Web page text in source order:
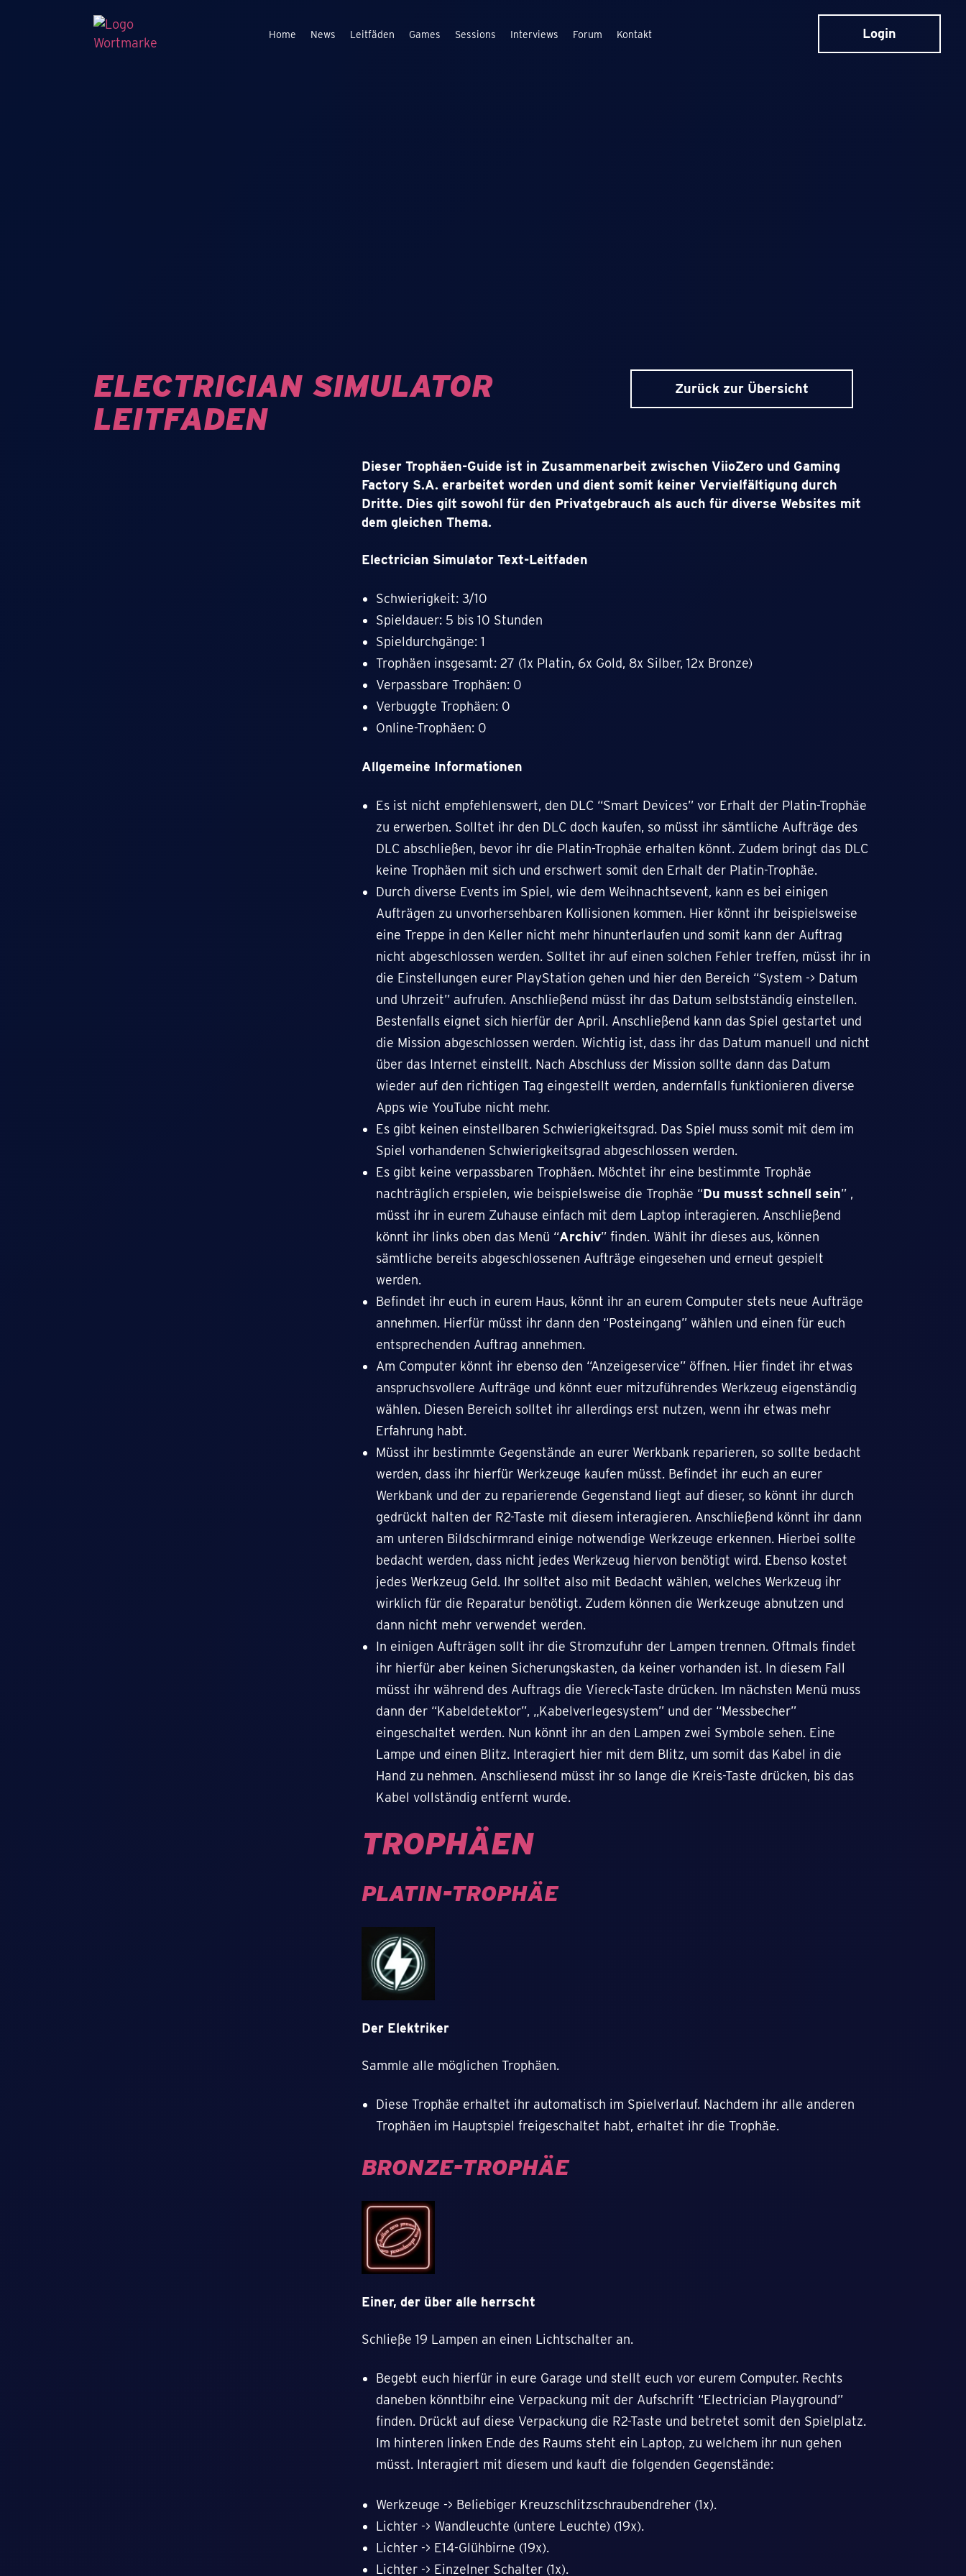
Home News Leitfäden Games Sessions Interviews Forum Kontakt Login
ELECTRICIAN SIMULATOR
LEITFADEN
Zurück zur Übersicht
Dieser Trophäen-Guide ist in Zusammenarbeit zwischen ViioZero und Gaming
Factory S.A. erarbeitet worden und dient somit keiner Vervielfältigung durch
Dritte. Dies gilt sowohl für den Privatgebrauch als auch für diverse Websites mit
dem gleichen Thema.
Electrician Simulator Text-Leitfaden
Schwierigkeit: 3/10
Spieldauer: 5 bis 10 Stunden
Spieldurchgänge: 1
Trophäen insgesamt: 27 (1x Platin, 6x Gold, 8x Silber, 12x Bronze)
Verpassbare Trophäen: 0
Verbuggte Trophäen: 0
Online-Trophäen: 0
Allgemeine Informationen
Es ist nicht empfehlenswert, den DLC “Smart Devices” vor Erhalt der Platin-Trophäe
zu erwerben. Solltet ihr den DLC doch kaufen, so müsst ihr sämtliche Aufträge des
DLC abschließen, bevor ihr die Platin-Trophäe erhalten könnt. Zudem bringt das DLC
keine Trophäen mit sich und erschwert somit den Erhalt der Platin-Trophäe.
Durch diverse Events im Spiel, wie dem Weihnachtsevent, kann es bei einigen
Aufträgen zu unvorhersehbaren Kollisionen kommen. Hier könnt ihr beispielsweise
eine Treppe in den Keller nicht mehr hinunterlaufen und somit kann der Auftrag
nicht abgeschlossen werden. Solltet ihr auf einen solchen Fehler treffen, müsst ihr in
die Einstellungen eurer PlayStation gehen und hier den Bereich “System -> Datum
und Uhrzeit” aufrufen. Anschließend müsst ihr das Datum selbstständig einstellen.
Bestenfalls eignet sich hierfür der April. Anschließend kann das Spiel gestartet und
die Mission abgeschlossen werden. Wichtig ist, dass ihr das Datum manuell und nicht
über das Internet einstellt. Nach Abschluss der Mission sollte dann das Datum
wieder auf den richtigen Tag eingestellt werden, andernfalls funktionieren diverse
Apps wie YouTube nicht mehr.
Es gibt keinen einstellbaren Schwierigkeitsgrad. Das Spiel muss somit mit dem im
Spiel vorhandenen Schwierigkeitsgrad abgeschlossen werden.
Es gibt keine verpassbaren Trophäen. Möchtet ihr eine bestimmte Trophäe
nachträglich erspielen, wie beispielsweise die Trophäe “Du musst schnell sein” ,
müsst ihr in eurem Zuhause einfach mit dem Laptop interagieren. Anschließend
könnt ihr links oben das Menü “Archiv” finden. Wählt ihr dieses aus, können
sämtliche bereits abgeschlossenen Aufträge eingesehen und erneut gespielt
werden.
Befindet ihr euch in eurem Haus, könnt ihr an eurem Computer stets neue Aufträge
annehmen. Hierfür müsst ihr dann den “Posteingang” wählen und einen für euch
entsprechenden Auftrag annehmen.
Am Computer könnt ihr ebenso den “Anzeigeservice” öffnen. Hier findet ihr etwas
anspruchsvollere Aufträge und könnt euer mitzuführendes Werkzeug eigenständig
wählen. Diesen Bereich solltet ihr allerdings erst nutzen, wenn ihr etwas mehr
Erfahrung habt.
Müsst ihr bestimmte Gegenstände an eurer Werkbank reparieren, so sollte bedacht
werden, dass ihr hierfür Werkzeuge kaufen müsst. Befindet ihr euch an eurer
Werkbank und der zu reparierende Gegenstand liegt auf dieser, so könnt ihr durch
gedrückt halten der R2-Taste mit diesem interagieren. Anschließend könnt ihr dann
am unteren Bildschirmrand einige notwendige Werkzeuge erkennen. Hierbei sollte
bedacht werden, dass nicht jedes Werkzeug hiervon benötigt wird. Ebenso kostet
jedes Werkzeug Geld. Ihr solltet also mit Bedacht wählen, welches Werkzeug ihr
wirklich für die Reparatur benötigt. Zudem können die Werkzeuge abnutzen und
dann nicht mehr verwendet werden.
In einigen Aufträgen sollt ihr die Stromzufuhr der Lampen trennen. Oftmals findet
ihr hierfür aber keinen Sicherungskasten, da keiner vorhanden ist. In diesem Fall
müsst ihr während des Auftrags die Viereck-Taste drücken. Im nächsten Menü muss
dann der “Kabeldetektor”, „Kabelverlegesystem” und der “Messbecher”
eingeschaltet werden. Nun könnt ihr an den Lampen zwei Symbole sehen. Eine
Lampe und einen Blitz. Interagiert hier mit dem Blitz, um somit das Kabel in die
Hand zu nehmen. Anschliesend müsst ihr so lange die Kreis-Taste drücken, bis das
Kabel vollständig entfernt wurde.
TROPHÄEN
PLATIN-TROPHÄE
Der Elektriker
Sammle alle möglichen Trophäen.
Diese Trophäe erhaltet ihr automatisch im Spielverlauf. Nachdem ihr alle anderen
Trophäen im Hauptspiel freigeschaltet habt, erhaltet ihr die Trophäe.
BRONZE-TROPHÄE
Einer, der über alle herrscht
Schließe 19 Lampen an einen Lichtschalter an.
Begebt euch hierfür in eure Garage und stellt euch vor eurem Computer. Rechts
daneben könntbihr eine Verpackung mit der Aufschrift “Electrician Playground”
finden. Drückt auf diese Verpackung die R2-Taste und betretet somit den Spielplatz.
Im hinteren linken Ende des Raums steht ein Laptop, zu welchem ihr nun gehen
müsst. Interagiert mit diesem und kauft die folgenden Gegenstände:
Werkzeuge -> Beliebiger Kreuzschlitzschraubendreher (1x).
Lichter -> Wandleuchte (untere Leuchte) (19x).
Lichter -> E14-Glühbirne (19x).
Lichter -> Einzelner Schalter (1x).